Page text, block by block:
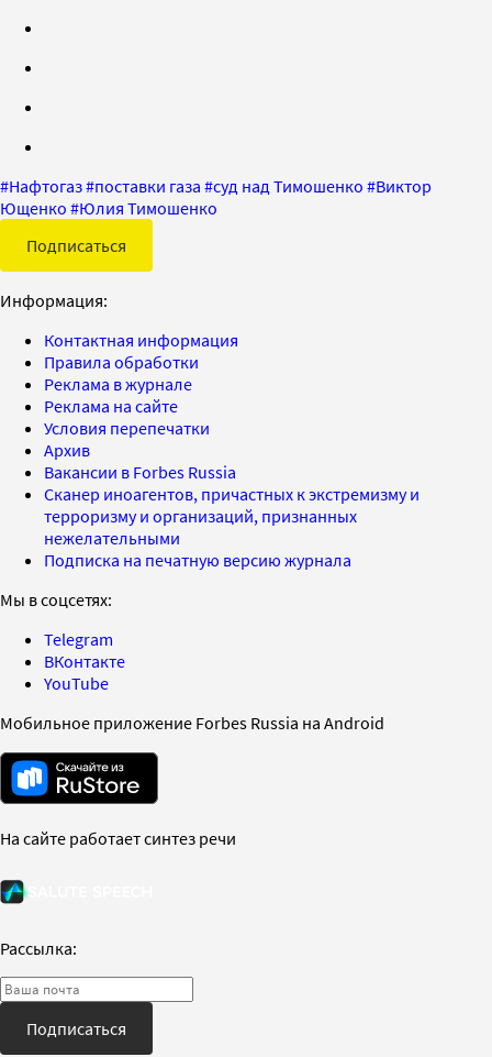
#Нафтогаз#поставки газа #суд над Тимошенко #Виктор
Ющенко #Юлия Тимошенко
Подписаться
Информация:
Контактная информация
Правила обработки
Реклама в журнале
Реклама на сайте
Условия перепечатки
Архив
Вакансии в Forbes Russia
Сканер иноагентов, причастных к экстремизму и
терроризму и организаций, признанных
нежелательными
Подписка на печатную версию журнала
Мы в соцсетях:
Telegram
ВКонтакте
YouTube
Мобильное приложение Forbes Russia на Android
На сайте работает синтез речи
Рассылка:
Подписаться